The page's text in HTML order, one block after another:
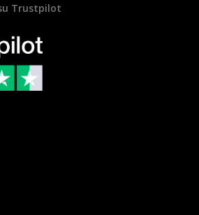
Trustpilot